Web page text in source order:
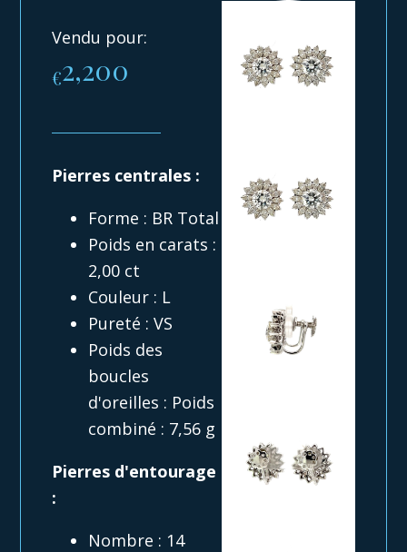
Vendu pour:
€2,200
Pierres centrales :
Forme : BR Total
Poids en carats :
2,00 ct
Couleur : L
Pureté : VS
Poids des
boucles
d'oreilles : Poids
combiné : 7,56 g
Pierres d'entourage
:
Nombre : 14